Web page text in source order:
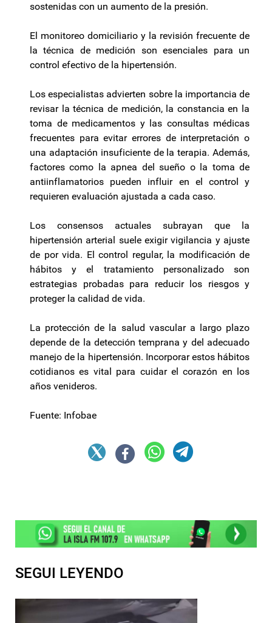
sostenidas con un aumento de la presión.
El monitoreo domiciliario y la revisión frecuente de
la técnica de medición son esenciales para un
control efectivo de la hipertensión.
Los especialistas advierten sobre la importancia de
revisar la técnica de medición, la constancia en la
toma de medicamentos y las consultas médicas
frecuentes para evitar errores de interpretación o
una adaptación insuficiente de la terapia. Además,
factores como la apnea del sueño o la toma de
antiinflamatorios pueden influir en el control y
requieren evaluación ajustada a cada caso.
Los consensos actuales subrayan que la
hipertensión arterial suele exigir vigilancia y ajuste
de por vida. El control regular, la modificación de
hábitos y el tratamiento personalizado son
estrategias probadas para reducir los riesgos y
proteger la calidad de vida.
La protección de la salud vascular a largo plazo
depende de la detección temprana y del adecuado
manejo de la hipertensión. Incorporar estos hábitos
cotidianos es vital para cuidar el corazón en los
años venideros.
Fuente: Infobae
SEGUI LEYENDO